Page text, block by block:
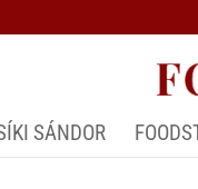
SÁNDOR